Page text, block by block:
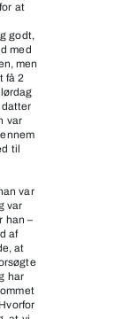
at
godt,
med
men
få 2
datter
var
til
var
var
han –
af
at
har